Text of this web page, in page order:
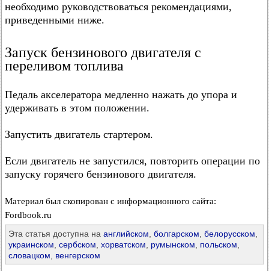
необходимо руководствоваться рекомендациями,
приведенными ниже.
Запуск бензинового двигателя с
переливом топлива
Педаль акселератора медленно нажать до упора и
удерживать в этом положении.
Запустить двигатель стартером.
Если двигатель не запустился, повторить операции по
запуску горячего бензинового двигателя.
Материал был скопирован с информационного сайта:
Fordbook.ru
Эта статья доступна на английском болгарском белорусском
украинском сербском хорватском румынском польском
словацком
венгерском